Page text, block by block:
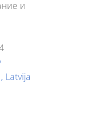
и
Latvija